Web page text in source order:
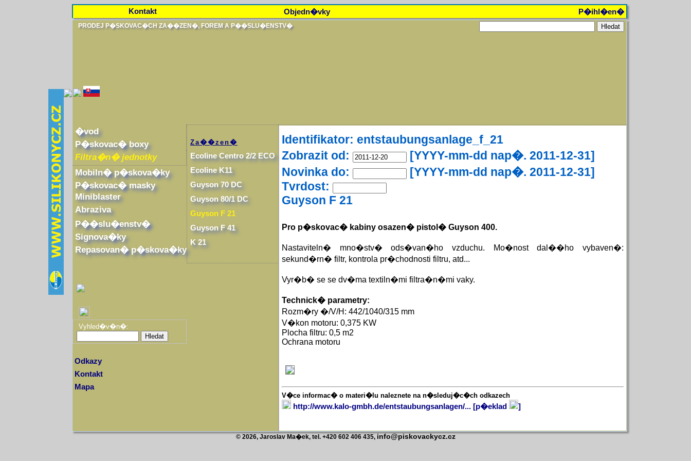
Kontakt Objedn�vky P�ihl�en�
PRODEJ P�SKOVAC�CH ZA��ZEN�, FOREM A P��SLU�ENSTV�
�vod
P�skovac� boxy
Filtra�n� jednotky
Mobiln� p�skova�ky
P�skovac� masky
Miniblaster
Abraziva
P��slu�enstv�
Signova�ky
Repasovan� p�skova�ky
Vyhled�v�n�:
Odkazy
Kontakt
Mapa
Za��zen�
Ecoline Centro 2/2 ECO
Ecoline K11
Guyson 70 DC
Guyson 80/1 DC
Guyson F 21
Guyson F 41
K 21
Identifikator: entstaubungsanlage_f_21
Zobrazit od:
[YYYY-mm-dd nap�. 2011-12-31]
Novinka do:
[YYYY-mm-dd nap�. 2011-12-31]
Tvrdost:
Guyson F 21
Pro p�skovac� kabiny osazen� pistol� Guyson 400.
Nastaviteln� mno�stv� ods�van�ho vzduchu. Mo�nost dal��ho vybaven�:
sekund�rn� filtr, kontrola pr�chodnosti filtru, atd...
Vyr�b� se se dv�ma textiln�mi filtra�n�mi vaky.
Technick� parametry:
Rozm�ry �/V/H: 442/1040/315 mm
V�kon motoru: 0,375 KW
Plocha filtru: 0,5 m2
Ochrana motoru
V�ce informac� o materi�lu naleznete na n�sleduj�c�ch odkazech
http://www.kalo-gmbh.de/entstaubungsanlagen/... [p�eklad ]
© 2026, Jaroslav Ma�ek, tel. +420 602 406 435, info@piskovackycz.cz